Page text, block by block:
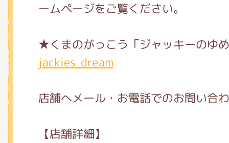
ームページをご覧ください。
★くまのがっこう「ジャッキーのゆ
jackies_dream
店舗へメール・お電話でのお問い合
【店舗詳細】